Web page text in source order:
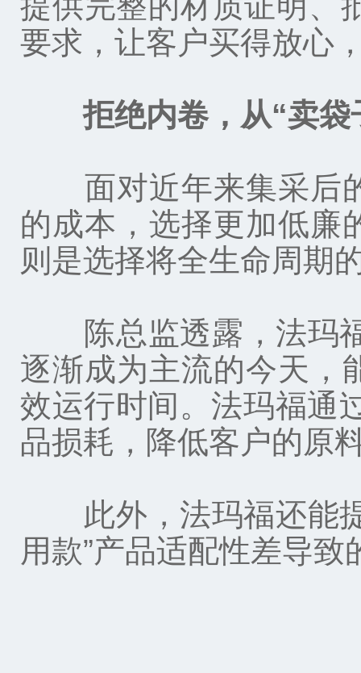
要求，让客户买得放心
拒绝内卷，从“卖袋
面对近年来集采后的
的成本，选择更加低廉
则是选择将全生命周期
陈总监透露，法玛福
逐渐成为主流的今天，
效运行时间。法玛福通
品损耗，降低客户的原
此外，法玛福还能提
用款”产品适配性差导